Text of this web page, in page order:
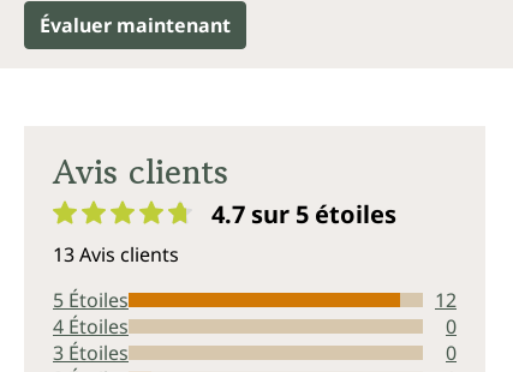
Évaluer maintenant
Avis clients
4.7 sur 5 étoiles
13 Avis clients
5 Étoiles
12
4 Étoiles
0
3 Étoiles
0